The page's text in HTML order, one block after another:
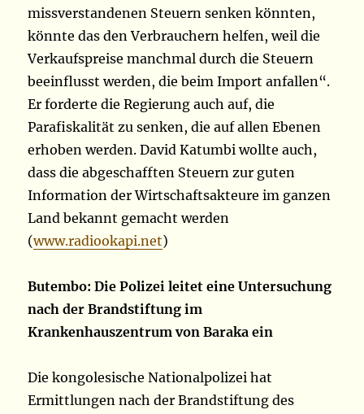
missverstandenen Steuern senken könnten,
könnte das den Verbrauchern helfen, weil die
Verkaufspreise manchmal durch die Steuern
beeinflusst werden, die beim Import anfallen“.
Er forderte die Regierung auch auf, die
Parafiskalität zu senken, die auf allen Ebenen
erhoben werden. David Katumbi wollte auch,
dass die abgeschafften Steuern zur guten
Information der Wirtschaftsakteure im ganzen
Land bekannt gemacht werden
(www.radiookapi.net)
Butembo: Die Polizei leitet eine Untersuchung
nach der Brandstiftung im
Krankenhauszentrum von Baraka ein
Die kongolesische Nationalpolizei hat
Ermittlungen nach der Brandstiftung des